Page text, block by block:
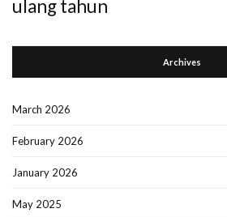
ulang tahun
Archives
March 2026
February 2026
January 2026
May 2025